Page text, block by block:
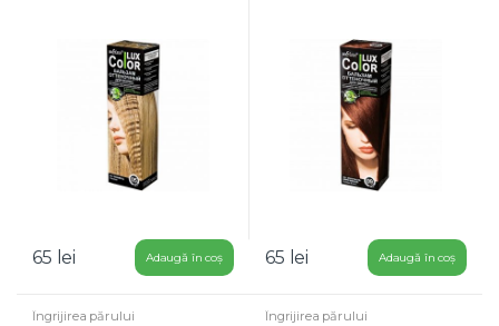
65 lei Adaugă în coș 65 lei Adaugă în coș
Îngrijirea părului Îngrijirea părului